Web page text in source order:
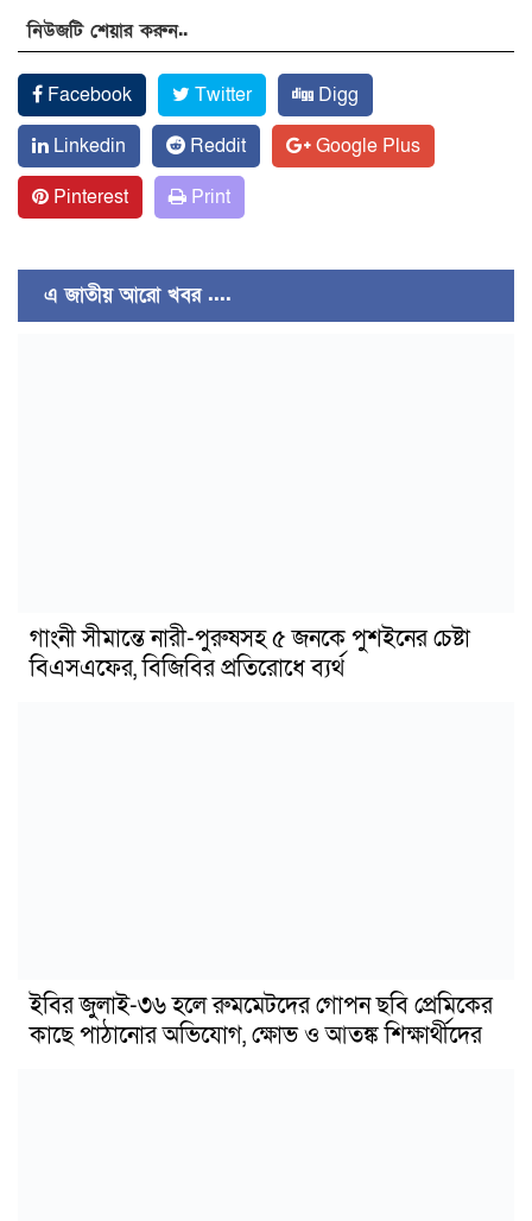
নিউজটি শেয়ার করুন..
Facebook Twitter
Digg
Linkedin
Reddit
Google Plus
Pinterest
Print
এ জাতীয় আরো খবর ....
গাংনী সীমান্তে নারী-পুরুষসহ ৫ জনকে পুশইনের চেষ্টা
বিএসএফের, বিজিবির প্রতিরোধে ব্যর্থ
ইবির জুলাই-৩৬ হলে রুমমেটদের গোপন ছবি প্রেমিকের
কাছে পাঠানোর অভিযোগ, ক্ষোভ ও আতঙ্ক শিক্ষার্থীদের